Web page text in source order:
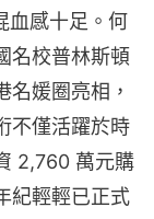
血感十足。何
名校普林斯頓
名媛圈亮相，
不僅活躍於時
2,760 萬元購
紀輕輕已正式